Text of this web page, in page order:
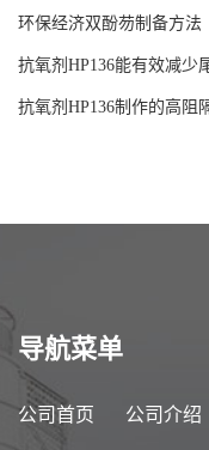
环保经济双酚芴制备方法
抗氧剂HP136能有效减少
抗氧剂HP136制作的高阻
导航菜单
公司首页 公司介绍